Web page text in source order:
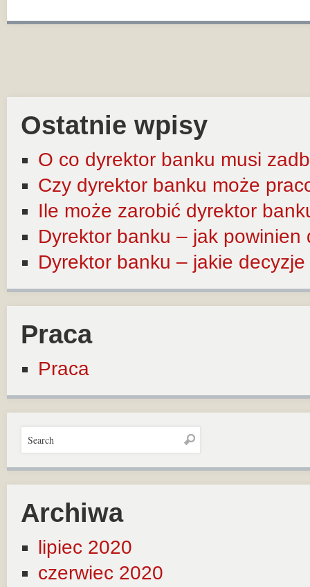
Ostatnie wpisy
O co dyrektor banku musi
Czy dyrektor banku może
Ile może zarobić dyrektor
Dyrektor banku – jak
Dyrektor banku – jakie
Praca
Praca
Archiwa
lipiec 2020
czerwiec 2020